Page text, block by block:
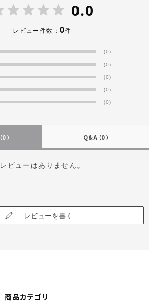
0.0
レビュー件数： 0件
(0)
(0)
(0)
(0)
(0)
（0） Q&A （0）
レビューはありません。
レビューを書く
商品カテゴリ